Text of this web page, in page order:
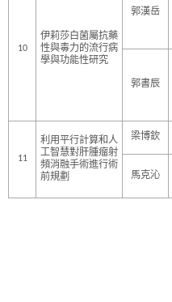
10
伊莉莎白菌屬抗藥
性與毒力的流行病
學與功能性研究
郭漢岳
郭書辰
11
利用平行計算和人
工智慧對肝腫瘤射
頻消融手術進行術
前規劃
梁博欽
馬克沁